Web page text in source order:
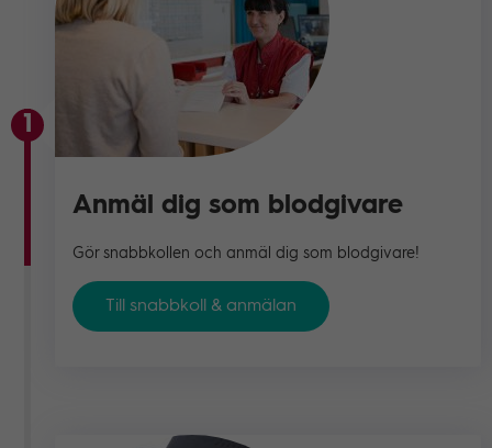
Anmäl dig som blodgivare
Gör snabbkollen och anmäl dig som blodgivare!
Till snabbkoll & anmälan
1